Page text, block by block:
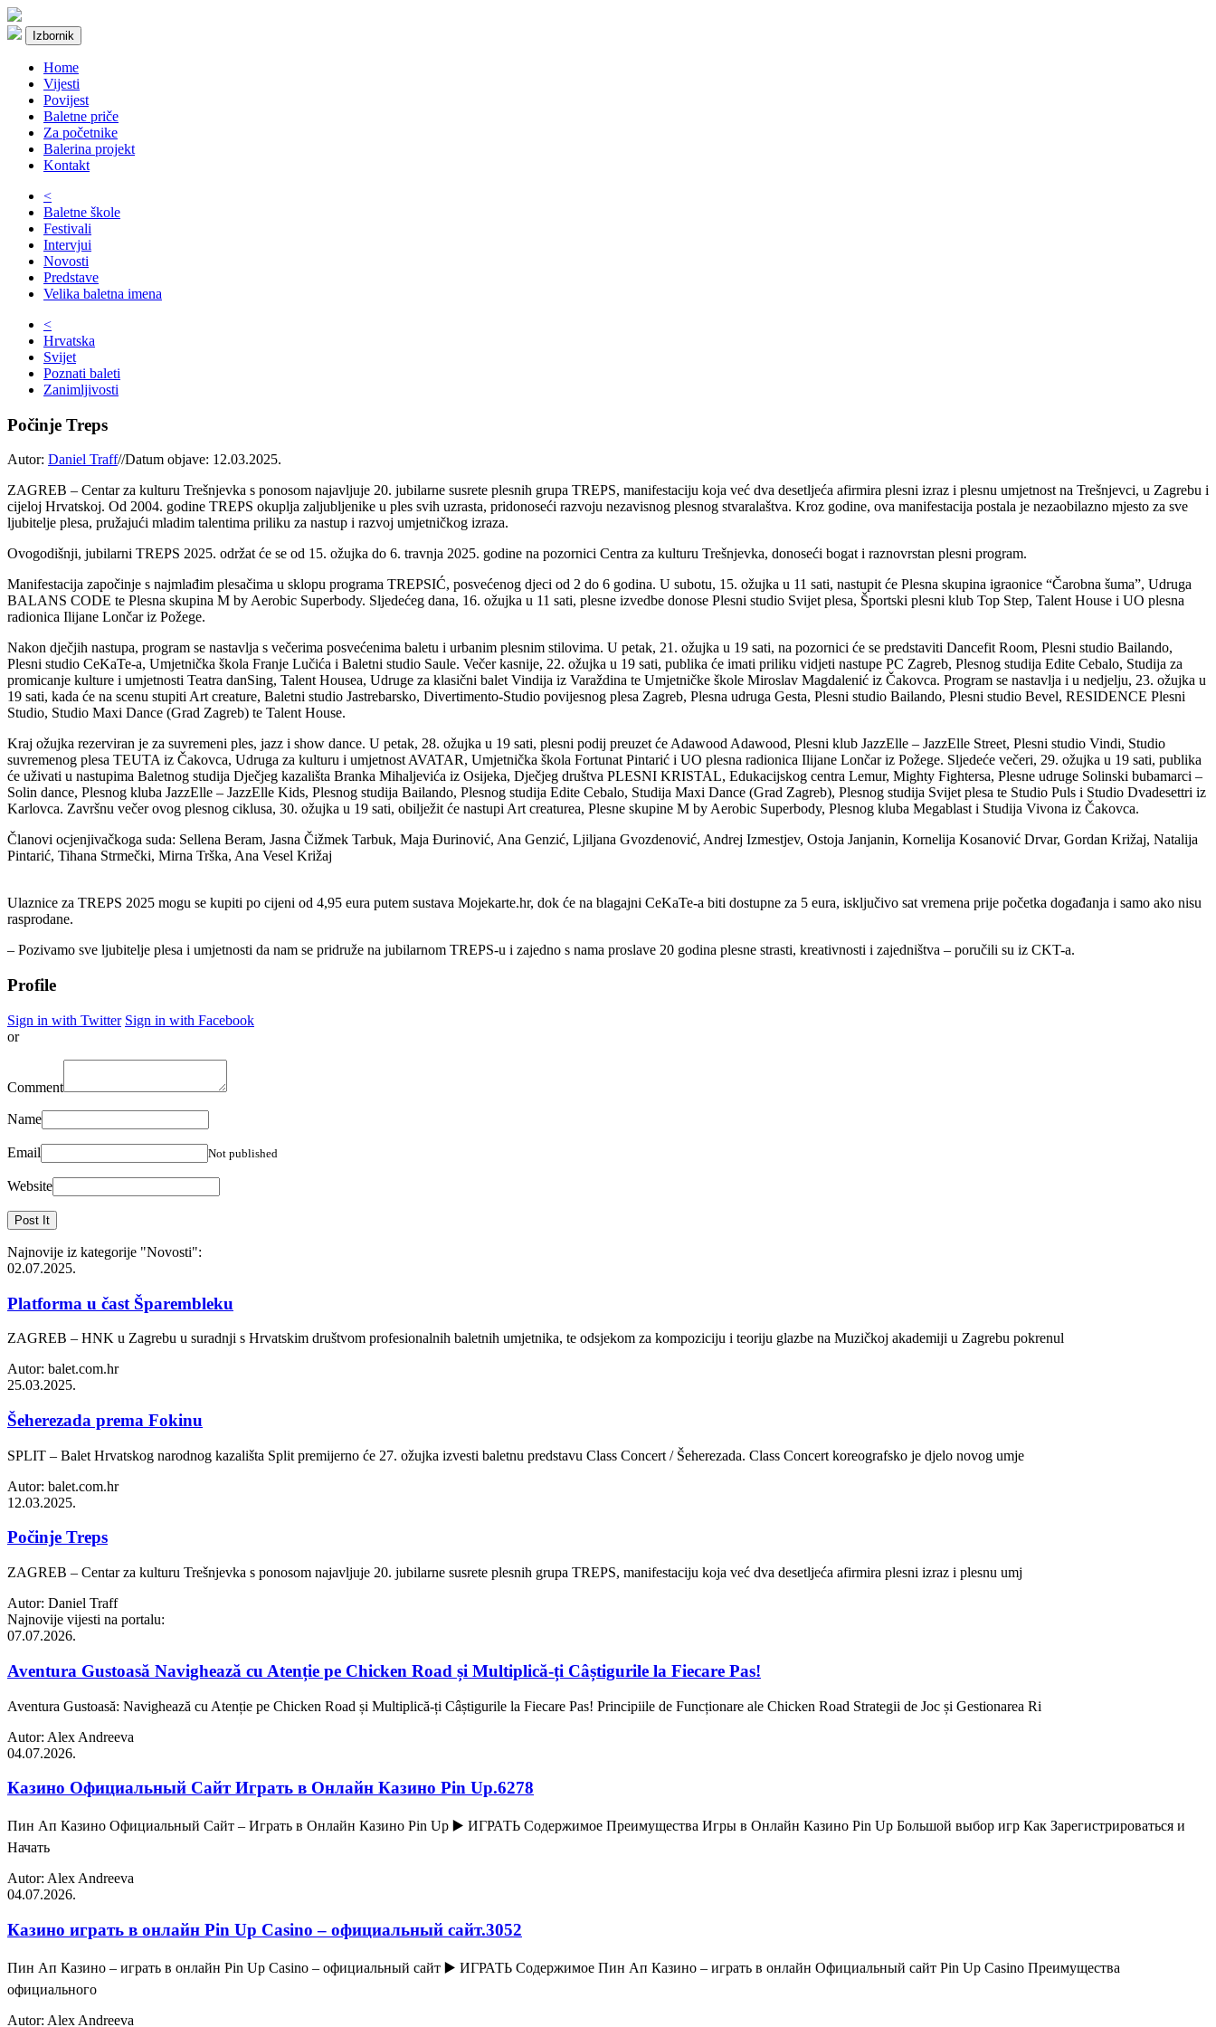
Izbornik
Home
Vijesti
Povijest
Baletne priče
Za početnike
Balerina projekt
Kontakt
<
Baletne škole
Festivali
Intervjui
Novosti
Predstave
Velika baletna imena
<
Hrvatska
Svijet
Poznati baleti
Zanimljivosti
Počinje Treps
Autor: Daniel Traff//Datum objave: 12.03.2025.
ZAGREB – Centar za kulturu Trešnjevka s ponosom najavljuje 20. jubilarne susrete plesnih grupa TREPS, manifestaciju koja već dva desetljeća afirmira plesni izraz i plesnu umjetnost na Trešnjevci, u Zagrebu i
cijeloj Hrvatskoj. Od 2004. godine TREPS okuplja zaljubljenike u ples svih uzrasta, pridonoseći razvoju nezavisnog plesnog stvaralaštva. Kroz godine, ova manifestacija postala je nezaobilazno mjesto za sve
ljubitelje plesa, pružajući mladim talentima priliku za nastup i razvoj umjetničkog izraza.
Ovogodišnji, jubilarni TREPS 2025. održat će se od 15. ožujka do 6. travnja 2025. godine na pozornici Centra za kulturu Trešnjevka, donoseći bogat i raznovrstan plesni program.
Manifestacija započinje s najmlađim plesačima u sklopu programa TREPSIĆ, posvećenog djeci od 2 do 6 godina. U subotu, 15. ožujka u 11 sati, nastupit će Plesna skupina igraonice “Čarobna šuma”, Udruga
BALANS CODE te Plesna skupina M by Aerobic Superbody. Sljedećeg dana, 16. ožujka u 11 sati, plesne izvedbe donose Plesni studio Svijet plesa, Športski plesni klub Top Step, Talent House i UO plesna
radionica Ilijane Lončar iz Požege.
Nakon dječjih nastupa, program se nastavlja s večerima posvećenima baletu i urbanim plesnim stilovima. U petak, 21. ožujka u 19 sati, na pozornici će se predstaviti Dancefit Room, Plesni studio Bailando,
Plesni studio CeKaTe-a, Umjetnička škola Franje Lučića i Baletni studio Saule. Večer kasnije, 22. ožujka u 19 sati, publika će imati priliku vidjeti nastupe PC Zagreb, Plesnog studija Edite Cebalo, Studija za
promicanje kulture i umjetnosti Teatra danSing, Talent Housea, Udruge za klasični balet Vindija iz Varaždina te Umjetničke škole Miroslav Magdalenić iz Čakovca. Program se nastavlja i u nedjelju, 23. ožujka u
19 sati, kada će na scenu stupiti Art creature, Baletni studio Jastrebarsko, Divertimento-Studio povijesnog plesa Zagreb, Plesna udruga Gesta, Plesni studio Bailando, Plesni studio Bevel, RESIDENCE Plesni
Studio, Studio Maxi Dance (Grad Zagreb) te Talent House.
Kraj ožujka rezerviran je za suvremeni ples, jazz i show dance. U petak, 28. ožujka u 19 sati, plesni podij preuzet će Adawood Adawood, Plesni klub JazzElle – JazzElle Street, Plesni studio Vindi, Studio
suvremenog plesa TEUTA iz Čakovca, Udruga za kulturu i umjetnost AVATAR, Umjetnička škola Fortunat Pintarić i UO plesna radionica Ilijane Lončar iz Požege. Sljedeće večeri, 29. ožujka u 19 sati, publika
će uživati u nastupima Baletnog studija Dječjeg kazališta Branka Mihaljevića iz Osijeka, Dječjeg društva PLESNI KRISTAL, Edukacijskog centra Lemur, Mighty Fightersa, Plesne udruge Solinski bubamarci –
Solin dance, Plesnog kluba JazzElle – JazzElle Kids, Plesnog studija Bailando, Plesnog studija Edite Cebalo, Studija Maxi Dance (Grad Zagreb), Plesnog studija Svijet plesa te Studio Puls i Studio Dvadesettri iz
Karlovca. Završnu večer ovog plesnog ciklusa, 30. ožujka u 19 sati, obilježit će nastupi Art creaturea, Plesne skupine M by Aerobic Superbody, Plesnog kluba Megablast i Studija Vivona iz Čakovca.
Članovi ocjenjivačkoga suda: Sellena Beram, Jasna Čižmek Tarbuk, Maja Đurinović, Ana Genzić, Ljiljana Gvozdenović, Andrej Izmestjev, Ostoja Janjanin, Kornelija Kosanović Drvar, Gordan Križaj, Natalija
Pintarić, Tihana Strmečki, Mirna Trška, Ana Vesel Križaj
Ulaznice za TREPS 2025 mogu se kupiti po cijeni od 4,95 eura putem sustava Mojekarte.hr, dok će na blagajni CeKaTe-a biti dostupne za 5 eura, isključivo sat vremena prije početka događanja i samo ako nisu
rasprodane.
– Pozivamo sve ljubitelje plesa i umjetnosti da nam se pridruže na jubilarnom TREPS-u i zajedno s nama proslave 20 godina plesne strasti, kreativnosti i zajedništva – poručili su iz CKT-a.
Profile
Sign in with Twitter Sign in with Facebook
or
Comment
Name
Email Not published
Website
Najnovije iz kategorije "Novosti":
02.07.2025.
Platforma u čast Šparembleku
ZAGREB – HNK u Zagrebu u suradnji s Hrvatskim društvom profesionalnih baletnih umjetnika, te odsjekom za kompoziciju i teoriju glazbe na Muzičkoj akademiji u Zagrebu pokrenul
Autor: balet.com.hr
25.03.2025.
Šeherezada prema Fokinu
SPLIT – Balet Hrvatskog narodnog kazališta Split premijerno će 27. ožujka izvesti baletnu predstavu Class Concert / Šeherezada. Class Concert koreografsko je djelo novog umje
Autor: balet.com.hr
12.03.2025.
Počinje Treps
ZAGREB – Centar za kulturu Trešnjevka s ponosom najavljuje 20. jubilarne susrete plesnih grupa TREPS, manifestaciju koja već dva desetljeća afirmira plesni izraz i plesnu umj
Autor: Daniel Traff
Najnovije vijesti na portalu:
07.07.2026.
Aventura Gustoasă Navighează cu Atenție pe Chicken Road și Multiplică-ți Câștigurile la Fiecare Pas!
Aventura Gustoasă: Navighează cu Atenție pe Chicken Road și Multiplică-ți Câștigurile la Fiecare Pas! Principiile de Funcționare ale Chicken Road Strategii de Joc și Gestionarea Ri
Autor: Alex Andreeva
04.07.2026.
Казино Официальный Сайт Играть в Онлайн Казино Pin Up.6278
Пин Ап Казино Официальный Сайт – Играть в Онлайн Казино Pin Up ▶️ ИГРАТЬ Содержимое Преимущества Игры в Онлайн Казино Pin Up Большой выбор игр Как Зарегистрироваться и
Начать
Autor: Alex Andreeva
04.07.2026.
Казино играть в онлайн Pin Up Casino – официальный сайт.3052
Пин Ап Казино – играть в онлайн Pin Up Casino – официальный сайт ▶️ ИГРАТЬ Содержимое Пин Ап Казино – играть в онлайн Официальный сайт Pin Up Casino Преимущества
официального
Autor: Alex Andreeva